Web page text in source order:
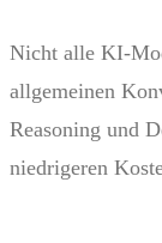
Nicht alle KI-
allgemeinen
Reasoning und
niedrigeren